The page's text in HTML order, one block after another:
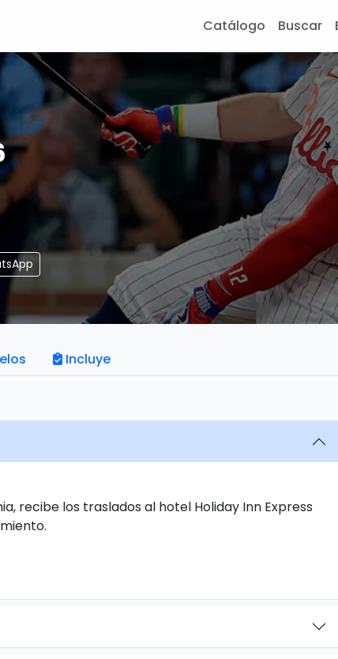
Catálogo Buscar
Incluye
recibe los traslados al hotel Holiday Inn Express